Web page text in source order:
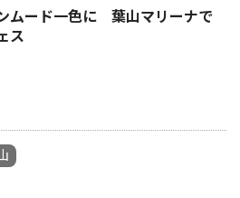
ムード一色に 葉山マリーナで
ス